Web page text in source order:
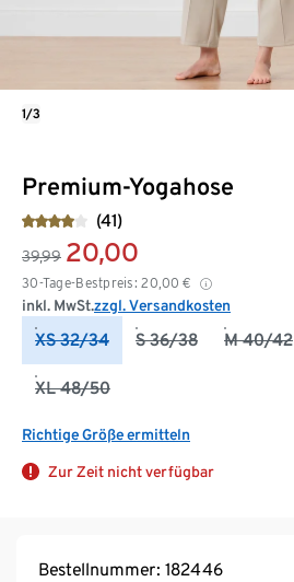
Premium-Yogahose
(41)
39,99 20,00
30-Tage-Bestpreis: 20,00 €
inkl. MwSt.zzgl. Versandkosten
XS 32/34 S 36/38 M 40/42
XL 48/50
Richtige Größe ermitteln
Zur Zeit nicht verfügbar
1/3
Bestellnummer: 182446